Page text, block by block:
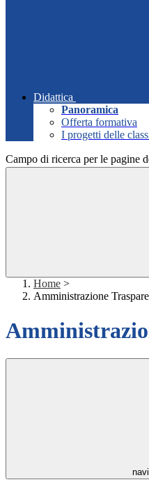
Didattica
Panoramica
Offerta formativa
I progetti delle
Campo di ricerca per le pagine
Home >
Amministrazione